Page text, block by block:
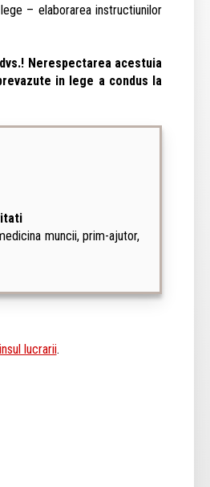
– elaborarea instructiunilor
Nerespectarea acestuia
in lege a condus la
muncii, prim-ajutor,
lucrarii.